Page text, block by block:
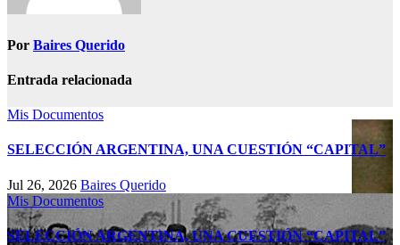
Por Baires Querido
Entrada relacionada
Mis Documentos
SELECCIÓN ARGENTINA, UNA CUESTIÓN “CAPITAL”
Jul 26, 2026 Baires Querido
Mis Documentos
SELECCIÓN ARGENTINA, UNA CUESTIÓN “CAPITAL”